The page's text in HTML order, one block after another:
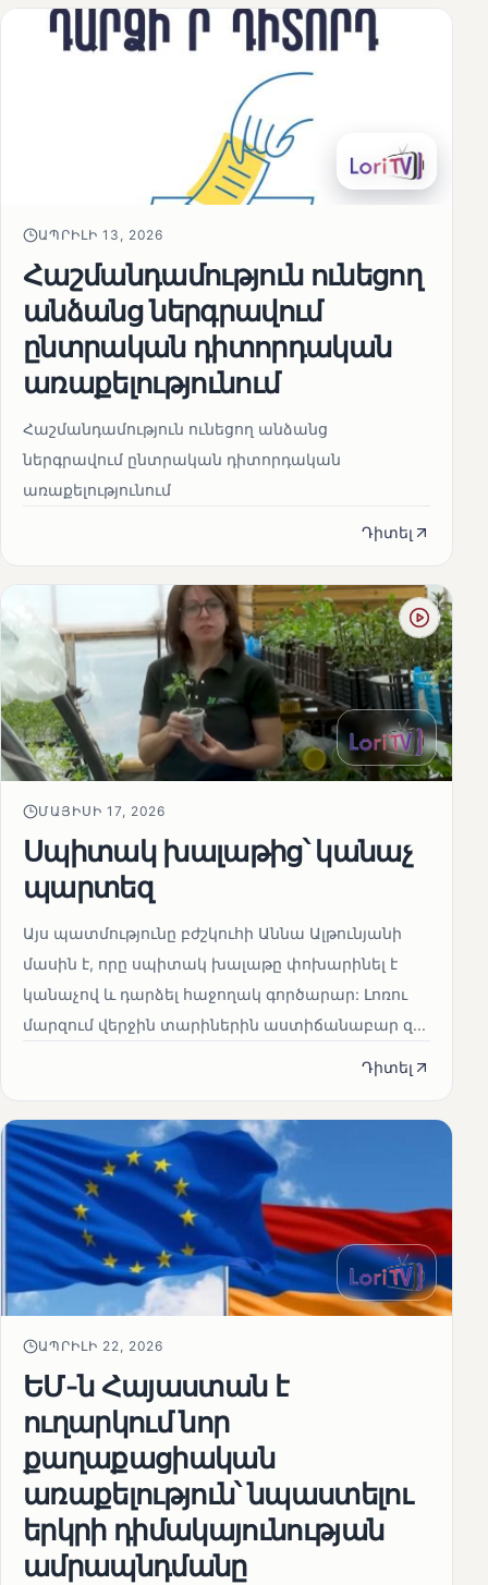
ԱՊՐԻԼԻ 13, 2026
Հաշմանդամություն ունեցող
անձանց ներգրավում
ընտրական դիտորդական
առաքելությունում
Հաշմանդամություն ունեցող անձանց
ներգրավում ընտրական դիտորդական
առաքելությունում
Դիտել
ՄԱՅԻՍԻ 17, 2026
Սպիտակ խալաթից՝ կանաչ
պարտեզ
Այս պատմությունը բժշկուհի Աննա Ալթունյանի
մասին է, որը սպիտակ խալաթը փոխարինել է
կանաչով և դարձել հաջողակ գործարար: Լոռու
մարզում վերջին տարիներին աստիճանաբար զ...
Դիտել
ԱՊՐԻԼԻ 22, 2026
ԵՄ-ն Հայաստան է
ուղարկում նոր
քաղաքացիական
առաքելություն՝ նպաստելու
երկրի դիմակայունության
ամրապնդմանը